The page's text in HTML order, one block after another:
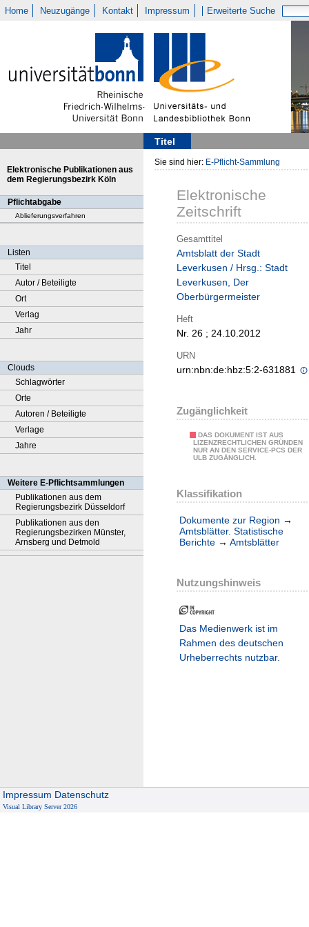
Home Neuzugänge Kontakt Impressum Erweiterte Suche
Titel
Elektronische Publikationen aus
dem Regierungsbezirk Köln
Pflichtabgabe
Ablieferungsverfahren
Listen
Titel
Autor / Beteiligte
Ort
Verlag
Jahr
Clouds
Schlagwörter
Orte
Autoren / Beteiligte
Verlage
Jahre
Weitere E-Pflichtsammlungen
Publikationen aus dem
Regierungsbezirk Düsseldorf
Publikationen aus den
Regierungsbezirken Münster,
Arnsberg und Detmold
Sie sind hier: E-Pflicht-Sammlung
Elektronische
Zeitschrift
Gesamttitel
Amtsblatt der Stadt
Leverkusen / Hrsg.: Stadt
Leverkusen, Der
Oberbürgermeister
Heft
Nr. 26 ; 24.10.2012
URN
urn:nbn:de:hbz:5:2-631881
Zugänglichkeit
DAS DOKUMENT IST AUS
LIZENZRECHTLICHEN GRÜNDEN
NUR AN DEN SERVICE-PCS DER
ULB ZUGÄNGLICH.
Klassifikation
Dokumente zur Region →
Amtsblätter. Statistische
Berichte → Amtsblätter
Nutzungshinweis
Das Medienwerk ist im
Rahmen des deutschen
Urheberrechts nutzbar.
Impressum Datenschutz
Visual Library Server 2026